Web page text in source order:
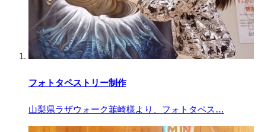
フォトタペストリー制作
山梨県ラザウォーク韮崎様より、フォトタペス…